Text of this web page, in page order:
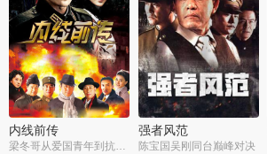
内线前传 强者风范
陈宝国吴刚同台巅峰对决